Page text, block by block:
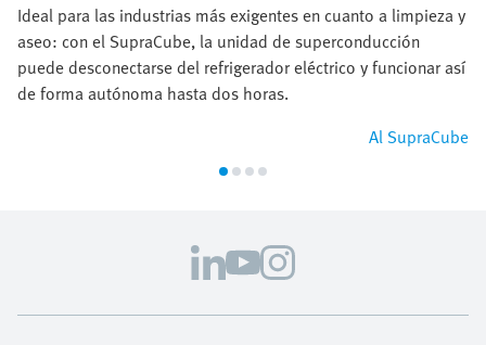
Ideal para las industrias más exigentes en cuanto a limpieza y
aseo: con el SupraCube, la unidad de superconducción
puede desconectarse del refrigerador eléctrico y funcionar así
de forma autónoma hasta dos horas.
Al SupraCube